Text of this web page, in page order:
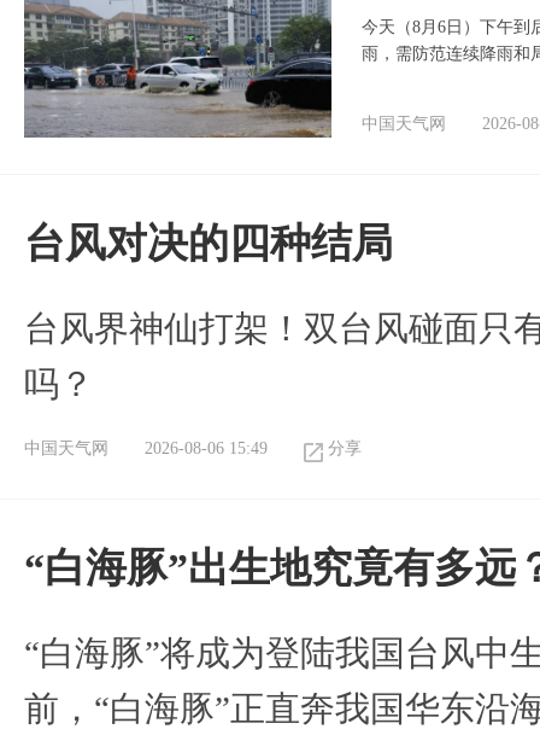
今天（8月6日）下午到
雨，需防范连续降雨和
中国天气网 2026-
台风对决的四种结局
台风界神仙打架！双台风碰面只
吗？
中国天气网 2026-08-06 15:49 分享
“白海豚”出生地究竟有多远
“白海豚”将成为登陆我国台风中
前，“白海豚”正直奔我国华东沿